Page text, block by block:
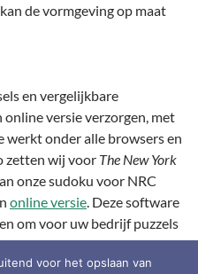
de vormgeving op maat
en vergelijkbare
versie verzorgen, met
onder alle browsers en
zetten wij voor The New York
onze sudoku voor NRC
online versie . Deze software
om voor uw bedrijf puzzels
voor het opslaan van